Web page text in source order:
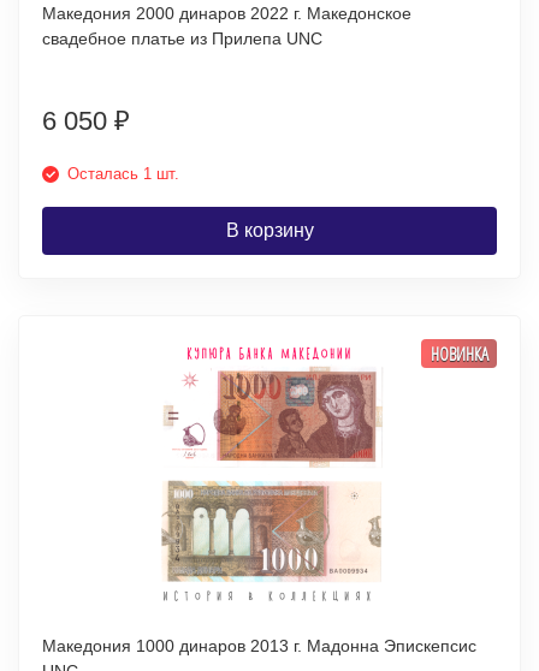
Македония 2000 динаров 2022 г. Македонское
свадебное платье из Прилепа UNC
6 050 ₽
Осталась 1 шт.
В корзину
НОВИНКА
Македония 1000 динаров 2013 г. Мадонна Эпискепсис